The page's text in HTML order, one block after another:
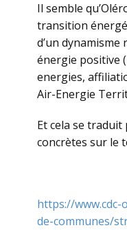
Il semble
transition
d’un
énergie positive
energies,
Air-Energie
Et cela se
concrètes sur le
https://
de-communes/